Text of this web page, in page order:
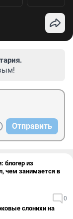
Отправить
блогер из
чем занимается в
0
слонихи на